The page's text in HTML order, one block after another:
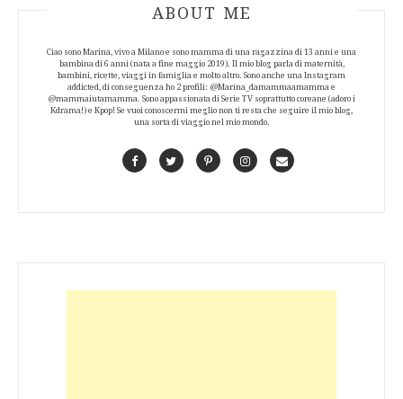
ABOUT AUTHOR
ABOUT ME
Ciao sono Marina, vivo a Milano e sono mamma di una ragazzina di 13 anni e una
bambina di 6 anni (nata a fine maggio 2019). Il mio blog parla di maternità,
bambini, ricette, viaggi in famiglia e molto altro. Sono anche una Instagram
addicted, di conseguenza ho 2 profili: @Marina_damammaamamma e
@mammaiutamamma. Sono appassionata di Serie TV soprattutto coreane (adoro i
Kdrama!) e Kpop! Se vuoi conoscermi meglio non ti resta che seguire il mio blog,
una sorta di viaggio nel mio mondo.
FacebookTwitterPinterestInstagramContact